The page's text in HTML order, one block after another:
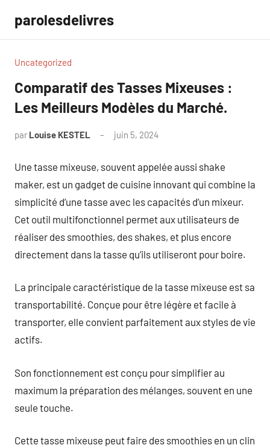
contenu
parolesdelivres
Uncategorized
Comparatif des Tasses Mixeuses :
Les Meilleurs Modèles du Marché.
par Louise KESTEL juin 5, 2024
Une tasse mixeuse, souvent appelée aussi shake
maker, est un gadget de cuisine innovant qui combine la
simplicité d’une tasse avec les capacités d’un mixeur.
Cet outil multifonctionnel permet aux utilisateurs de
réaliser des smoothies, des shakes, et plus encore
directement dans la tasse qu’ils utiliseront pour boire.
La principale caractéristique de la tasse mixeuse est sa
transportabilité. Conçue pour être légère et facile à
transporter, elle convient parfaitement aux styles de vie
actifs.
Son fonctionnement est conçu pour simplifier au
maximum la préparation des mélanges, souvent en une
seule touche.
Cette tasse mixeuse peut faire des smoothies en un clin